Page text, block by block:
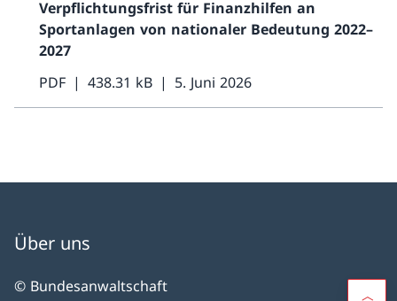
Verpflichtungsfrist für Finanzhilfen an
Sportanlagen von nationaler Bedeutung 2022–
2027
PDF
438.31 kB 5. Juni 2026
Über uns
© Bundesanwaltschaft